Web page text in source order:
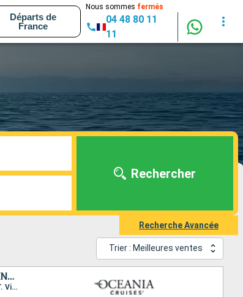
Départs de
France
Nous sommes fermés
04 48 80 11
11
Rechercher
Recherche Avancée
Trier : Meilleures ventes
ÉTATS-UNIS, GUADELOUPE, SAINT-MARTIN, FRANCE, SAINT VINCENT-ET-LES-GRENADINES
Itinéraire : Miami, Basse-Terre, Saint-Martin (Philipsburg), Saint Barthelemy, Charlotte Amalie, Bequia - ST. Vincent, Miami